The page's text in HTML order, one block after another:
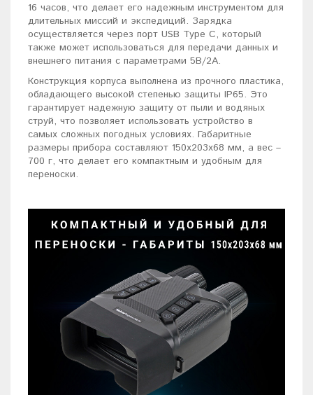
16 часов, что делает его надежным инструментом для
длительных миссий и экспедиций. Зарядка
осуществляется через порт USB Type C, который
также может использоваться для передачи данных и
внешнего питания с параметрами 5В/2А.
Конструкция корпуса выполнена из прочного пластика,
обладающего высокой степенью защиты IP65. Это
гарантирует надежную защиту от пыли и водяных
струй, что позволяет использовать устройство в
самых сложных погодных условиях. Габаритные
размеры прибора составляют 150x203x68 мм, а вес –
700 г, что делает его компактным и удобным для
переноски.